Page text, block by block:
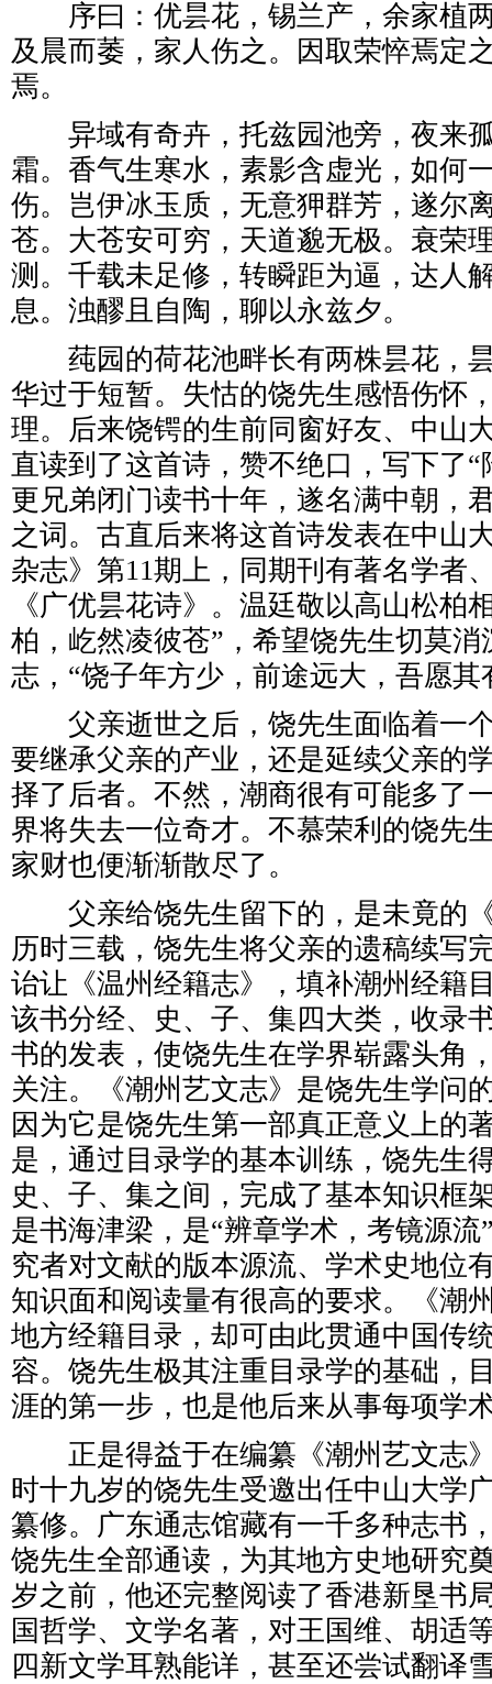
序曰：优昙花，锡兰产，余家植
及晨而萎，家人伤之。因取荣悴焉定
焉。
异域有奇卉，托兹园池旁，夜来
霜。香气生寒水，素影含虚光，如何
伤。岂伊冰玉质，无意狎群芳，遂尔
苍。大苍安可穷，天道邈无极。衰荣
测。千载未足修，转瞬距为逼，达人
息。浊醪且自陶，聊以永兹夕。
莼园的荷花池畔长有两株昙花，
华过于短暂。失怙的饶先生感悟伤怀
理。后来饶锷的生前同窗好友、中山
直读到了这首诗，赞不绝口，写下了
更兄弟闭门读书十年，遂名满中朝，
之词。古直后来将这首诗发表在中山
杂志》第11期上，同期刊有著名学者
《广优昙花诗》。温廷敬以高山松柏
柏，屹然凌彼苍”，希望饶先生切莫
志，“饶子年方少，前途远大，吾愿其
父亲逝世之后，饶先生面临着一
要继承父亲的产业，还是延续父亲的
择了后者。不然，潮商很有可能多了
界将失去一位奇才。不慕荣利的饶先
家财也便渐渐散尽了。
父亲给饶先生留下的，是未竟的
历时三载，饶先生将父亲的遗稿续写
诒让《温州经籍志》，填补潮州经籍
该书分经、史、子、集四大类，收录
书的发表，使饶先生在学界崭露头角
关注。《潮州艺文志》是饶先生学问
因为它是饶先生第一部真正意义上的
是，通过目录学的基本训练，饶先生
史、子、集之间，完成了基本知识框
是书海津梁，是“辨章学术，考镜源流
究者对文献的版本源流、学术史地位
知识面和阅读量有很高的要求。《潮
地方经籍目录，却可由此贯通中国传
容。饶先生极其注重目录学的基础，
涯的第一步，也是他后来从事每项学
正是得益于在编纂《潮州艺文志
时十九岁的饶先生受邀出任中山大学
纂修。广东通志馆藏有一千多种志书
饶先生全部通读，为其地方史地研究
岁之前，他还完整阅读了香港新垦书
国哲学、文学名著，对王国维、胡适
四新文学耳熟能详，甚至还尝试翻译